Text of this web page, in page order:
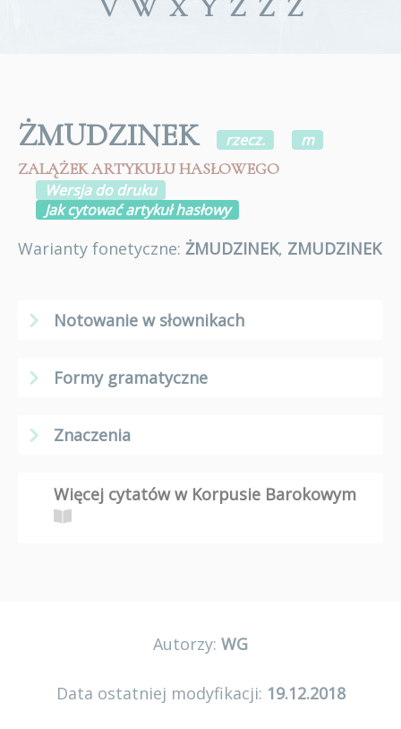
V W X Y Z Ź Ż
ŻMUDZINEK rzecz.
m
ZALĄŻEK ARTYKUŁU HASŁOWEGO
Wersja do druku
Jak cytować artykuł hasłowy
Warianty fonetyczne: ŻMUDZINEK, ZMUDZINEK
Notowanie w słownikach
Formy gramatyczne
Znaczenia
Więcej cytatów w Korpusie Barokowym
Autorzy: WG
Data ostatniej modyfikacji: 19.12.2018